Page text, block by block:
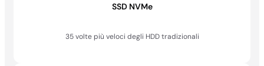
SSD NVMe
35 volte più veloci degli HDD tradizionali